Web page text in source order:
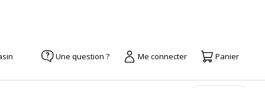
Une question ? Me connecter Panier